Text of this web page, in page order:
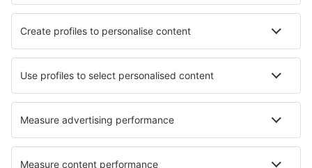
Ryanair
Wideroe
Danish Air
Turkish Airlines
Lot
Om eSky
Vilkår
Mine bestillinger